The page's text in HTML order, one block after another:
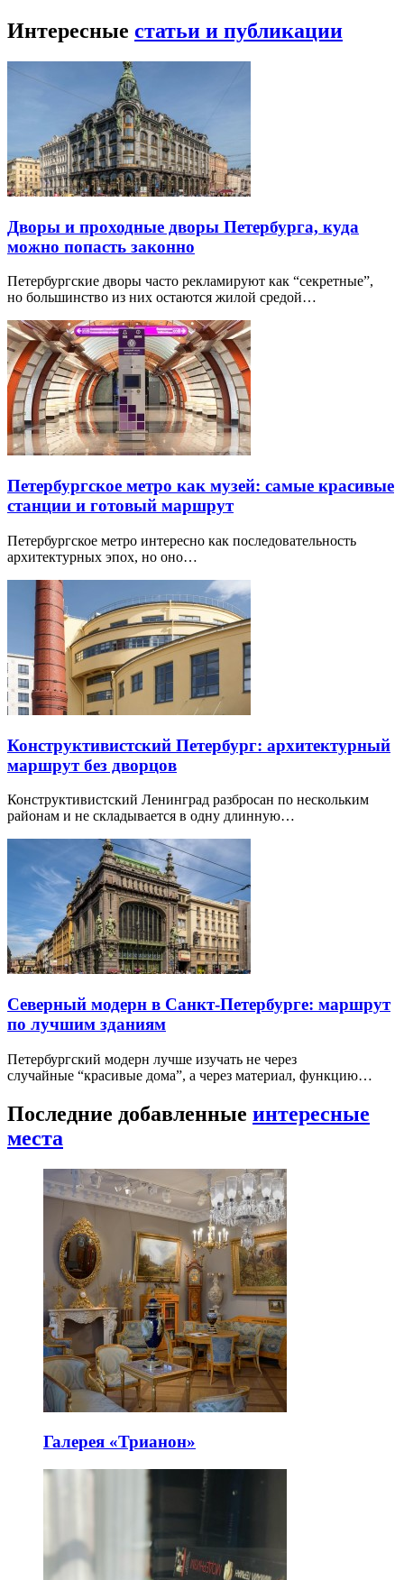
Интересные статьи и публикации
Дворы и проходные дворы Петербурга, куда
можно попасть законно
Петербургские дворы часто рекламируют как “секретные”,
но большинство из них остаются жилой средой…
Петербургское метро как музей: самые красивые
станции и готовый маршрут
Петербургское метро интересно как последовательность
архитектурных эпох, но оно…
Конструктивистский Петербург: архитектурный
маршрут без дворцов
Конструктивистский Ленинград разбросан по нескольким
районам и не складывается в одну длинную…
Северный модерн в Санкт-Петербурге: маршрут
по лучшим зданиям
Петербургский модерн лучше изучать не через
случайные “красивые дома”, а через материал, функцию…
Последние добавленные интересные
места
Галерея «Трианон»